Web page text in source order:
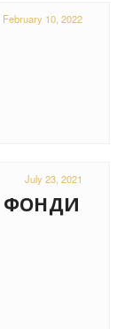
February 10, 2022
July 23, 2021
ФОНДИ